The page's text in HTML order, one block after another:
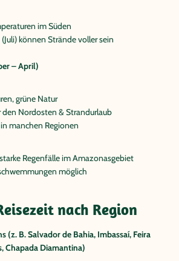
im Süden
können Strände voller sein
– April)
grüne Natur
den Nordosten & Strandurlaub
manchen Regionen
Regenfälle im Amazonasgebiet
möglich
nach Region
(z. B. Salvador de Bahia, Imbassaí, Feira
Chapada Diamantina)